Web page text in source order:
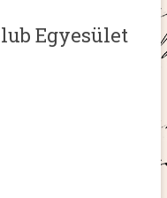
Egyesület